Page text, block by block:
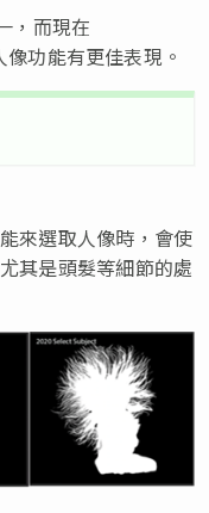
，而現在
功能有更佳表現。
來選取人像時，會使
其是頭髮等細節的處